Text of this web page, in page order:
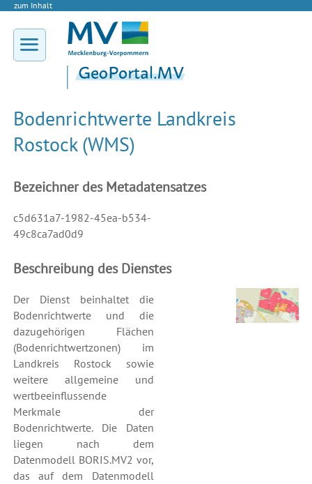
zum Inhalt
Bodenrichtwerte Landkreis
Rostock (WMS)
Bezeichner des Metadatensatzes
c5d631a7-1982-45ea-b534-
49c8ca7ad0d9
Beschreibung des Dienstes
Der Dienst beinhaltet die
Bodenrichtwerte und die
dazugehörigen Flächen
(Bodenrichtwertzonen) im
Landkreis Rostock sowie
weitere allgemeine und
wertbeeinflussende
Merkmale der
Bodenrichtwerte. Die Daten
liegen nach dem
Datenmodell BORIS.MV2 vor,
das auf dem Datenmodell